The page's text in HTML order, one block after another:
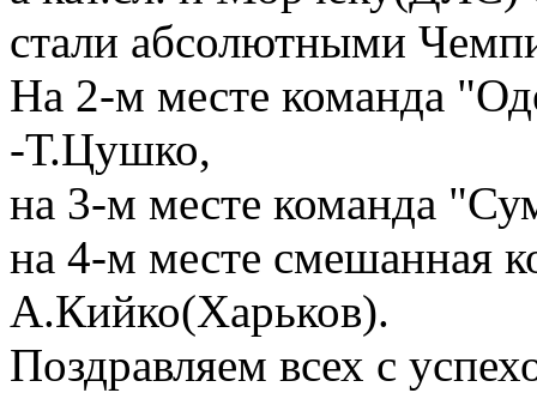
стали абсолютными
На 2-м месте команда
-Т.Цушко,
на 3-м месте команда
на 4-м месте смешанная
А.Кийко(Харьков).
Поздравляем всех с